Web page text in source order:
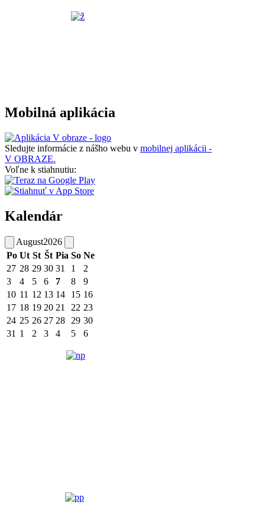
Mobilná aplikácia
Sledujte informácie z nášho webu v mobilnej aplikácii -
V OBRAZE.
Voľne k stiahnutiu:
Kalendár
August2026
Po Ut St Št Pia So Ne
27 28 29 30 31 1
2
3
4 5 6 7 8
9
10 11 12 13 14 15 16
17 18 19 20 21 22 23
24 25 26 27 28 29 30
31 1 2 3 4 5 6